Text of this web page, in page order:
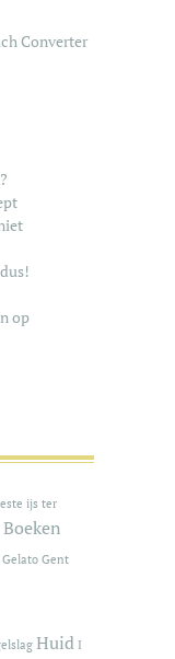
Converter
op
ijs ter
Boeken
Gelato Gent
Huid I